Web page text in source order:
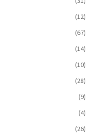
(12)
(67)
(14)
(10)
(28)
(9)
(4)
(26)